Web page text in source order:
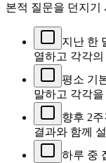
본적 질문을 던지기
지난 한
열하고 각각
평소 기
말하고 각각
향후 2
결과와 함께
하루 중